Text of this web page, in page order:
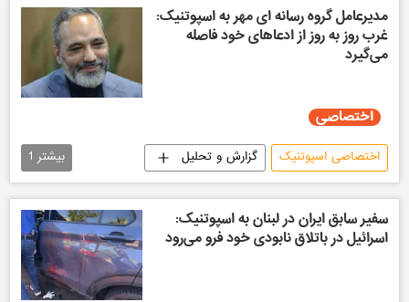
مدیرعامل گروه رسانه ای مهر به اسپوتنیک:
غرب روز به روز از ادعاهای خود فاصله
می‌گیرد
اختصاصی
اختصاصی اسپوتنیک
گزارش و تحلیل
ایران
اجتماعی
بیشتر 1
سفیر سابق ایران در لبنان به اسپوتنیک:
اسرائیل در باتلاق نابودی خود فرو می‌رود